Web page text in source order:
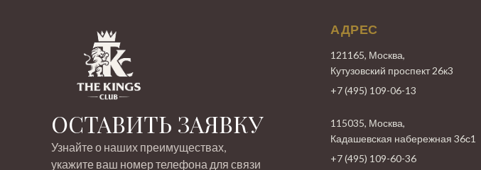
ОСТАВИТЬ ЗАЯВКУ
Узнайте о наших преимуществах,
укажите ваш номер телефона для связи
АДРЕС
121165, Москва,
Кутузовский проспект 26к3
+7 (495) 109-06-13
115035, Москва,
Кадашевская набережная 36с1
+7 (495) 109-60-36